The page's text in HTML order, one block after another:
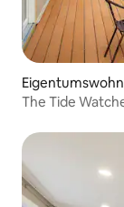
The Tide